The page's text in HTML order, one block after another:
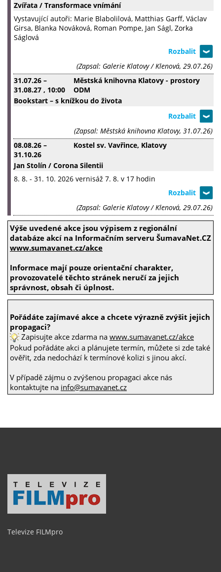
Zvířata / Transformace vnímání
Vystavující autoři: Marie Blabolilová, Matthias Garff, Václav
Girsa, Blanka Nováková, Roman Pompe, Jan Ságl, Zorka
Ságlová
(Zapsal: Galerie Klatovy / Klenová, 29.07.26)
31.07.26 –
31.08.27 , 10:00
Městská knihovna Klatovy - prostory
ODM
Bookstart – s knížkou do života
(Zapsal: Městská knihovna Klatovy, 31.07.26)
08.08.26 –
31.10.26
Kostel sv. Vavřince, Klatovy
Jan Stolín / Corona Silentii
8. 8. - 31. 10. 2026 vernisáž 7. 8. v 17 hodin
(Zapsal: Galerie Klatovy / Klenová, 29.07.26)
Výše uvedené akce jsou výpisem z regionální
databáze akcí na Informačním serveru ŠumavaNet.CZ
www.sumavanet.cz/akce
Informace mají pouze orientační charakter,
provozovatelé těchto stránek neručí za jejich
správnost, obsah či úplnost.
Pořádáte zajímavé akce a chcete výrazně zvýšit jejich
propagaci?
Zapisujte akce zdarma na www.sumavanet.cz/akce
Pokud pořádáte akci a plánujete termín, můžete si zde také
ověřit, zda nedochází k termínové kolizi s jinou akcí.
V případě zájmu o zvýšenou propagaci akce nás
kontaktujte na info@sumavanet.cz
Televize FILMpro